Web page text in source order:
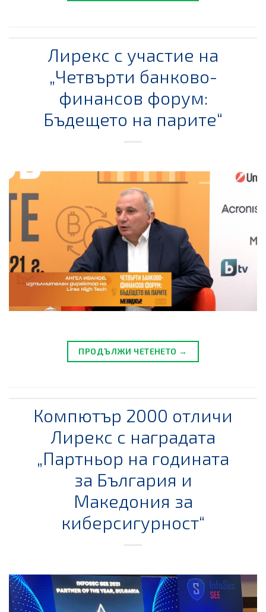
Лирекс с участие на
„Четвърти банково-
финансов форум:
Бъдещето на парите“
ПРОДЪЛЖИ ЧЕТЕНЕТО →
Компютър 2000 отличи
Лирекс с наградата
„Партньор на годината
за България и
Македония за
киберсигурност“